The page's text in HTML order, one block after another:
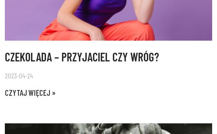
CZEKOLADA – PRZYJACIEL CZY WRÓG?
2023-04-24
CZYTAJ WIĘCEJ »